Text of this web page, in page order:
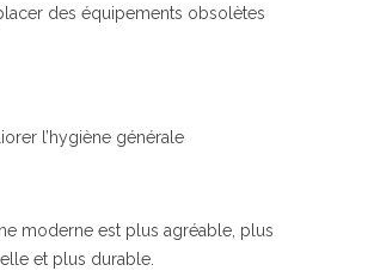
des équipements obsolètes
l’hygiène générale
moderne est plus agréable, plus
et plus durable.